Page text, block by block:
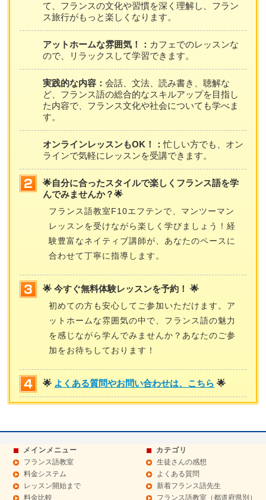
て、フランスの文化や習慣を深く理解し、フラン
ス旅行がもっと楽しくなります。
アットホームな雰囲気！： カフェでのレッスンな
ので、リラックスして学習できます。
実践的な内容：会話、文法、読み書き、聴解な
ど、フランス語の総合的なスキルアップを目指し
た内容で、フランス文化や社会についても学べま
す。
オンラインレッスンもOK！：忙しい方でも、オン
ラインで気軽にレッスンを受講できます。
🌟自分に合ったスタイルで楽しくフランス語を学
んでみませんか？🌟
フランス語教室F10エフテンで、マンツーマン
レッスンを受けながら楽しく学びましょう！経
験豊富なネイティブ講師が、あなたのペースに
合わせて丁寧に指導します。
🌟 今すぐ無料体験レッスンを予約！ 🌟
初めての方も安心してご参加いただけます。ア
ットホームな雰囲気の中で、フランス語の魅力
を感じながら学んでみませんか？あなたのご参
加をお待ちしております！
🌟 よくある質問やお問い合わせは、こちら 🌟
メインメニュー
フランス語教室
料金システム
レッスン開始まで
料金比較
カテゴリ
生徒さんの感想
よくある質問
新着フランス語先生
フランス語教室（都道府県別）